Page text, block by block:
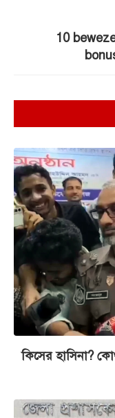
10
কিসের হাসিনা?